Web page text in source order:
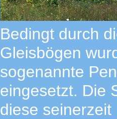
Bedingt durch
Gleisbögen
sogenannte
eingesetzt. Die
diese